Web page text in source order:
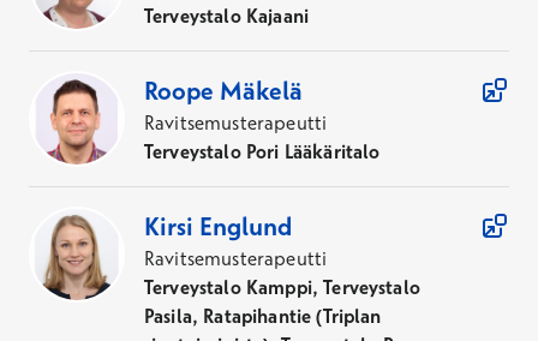
Terveystalo Kajaani
Roope Mäkelä
Ravitsemusterapeutti
Terveystalo Pori Lääkäritalo
Kirsi Englund
Ravitsemusterapeutti
Terveystalo Kamppi, Terveystalo
Pasila, Ratapihantie (Triplan